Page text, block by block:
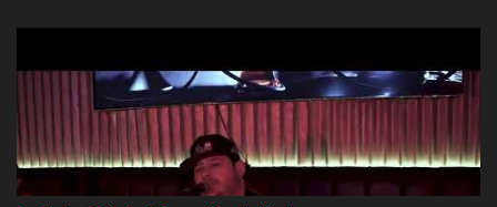
ni tampoco las mujeres porque es platica de grandes por eso hay
que estar alegres doy las instrucciones para atender los deberes
Música Si es que salta algún problema de confianza tengo gente
ahí está el Hombre Cuarenta y también Pariente 7 arreglan
cualquier problema no más es cuestión que ordené NOS HACE
FALTA UN HERMANO DE CLAVE ERA EL 24 SIEMPRE FUE UN